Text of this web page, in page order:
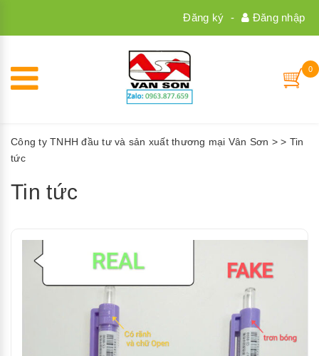
Đăng nhập
-
Đăng ký
0
Công ty TNHH đầu tư và sản xuất thương mại Vân Sơn >> Tin
tức
Tin tức